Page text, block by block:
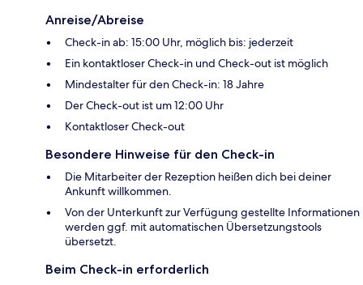
Anreise/Abreise
Check-in ab: 15:00 Uhr, möglich bis: jederzeit
Ein kontaktloser Check-in und Check-out ist möglich
Mindestalter für den Check-in: 18 Jahre
Der Check-out ist um 12:00 Uhr
Kontaktloser Check-out
Besondere Hinweise für den Check-in
Die Mitarbeiter der Rezeption heißen dich bei deiner
Ankunft willkommen.
Von der Unterkunft zur Verfügung gestellte Informationen
werden ggf. mit automatischen Übersetzungstools
übersetzt.
Beim Check-in erforderlich